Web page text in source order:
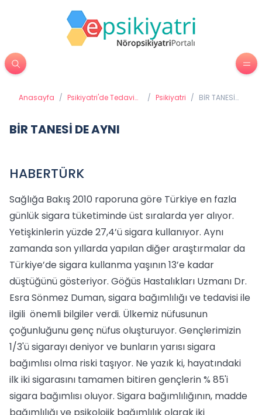
Anasayfa / Psikiyatri'de Tedavi
/ Psikiyatri / BİR TANESİ
BİR TANESİ DE AYNI
HABERTÜRK
Sağlığa Bakış 2010 raporuna göre Türkiye en fazla
günlük sigara tüketiminde üst sıralarda yer alıyor.
Yetişkinlerin yüzde 27,4’ü sigara kullanıyor. Aynı
zamanda son yıllarda yapılan diğer araştırmalar da
Türkiye’de sigara kullanma yaşının 13’e kadar
düştüğünü gösteriyor. Göğüs Hastalıkları Uzmanı Dr.
Esra Sönmez Duman, sigara bağımlılığı ve tedavisi ile
ilgili önemli bilgiler verdi. Ülkemiz nüfusunun
çoğunluğunu genç nüfus oluşturuyor. Gençlerimizin
1/3'ü sigarayı deniyor ve bunların yarısı sigara
bağımlısı olma riski taşıyor. Ne yazık ki, hayatındaki
ilk iki sigarasını tamamen bitiren gençlerin % 85'i
sigara bağımlısı oluyor. Sigara bağımlılığının, madde